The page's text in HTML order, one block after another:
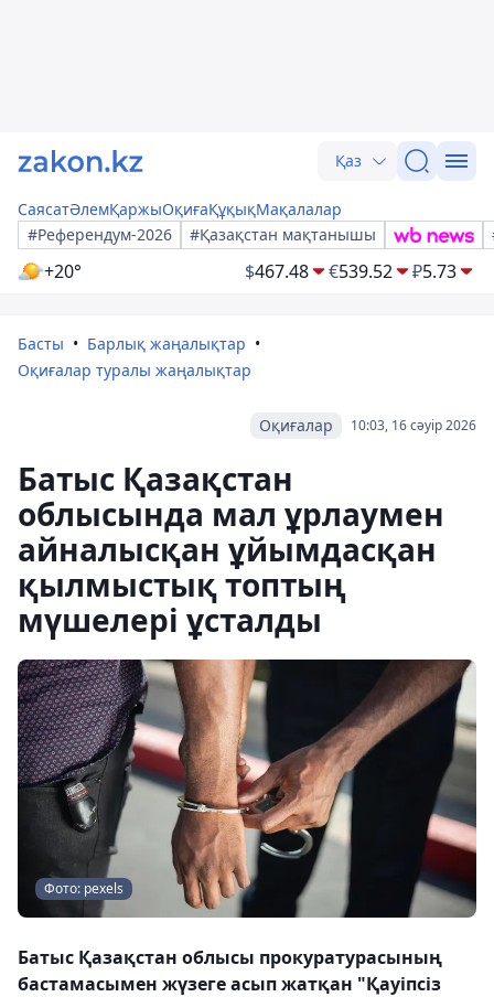
Қаз
СаясатӘлемҚаржыОқиғаҚұқықМақалалар
#Референдум-2026
#Қазақстан мақтанышы
+20° $467.48 €539.52 ₽5.73
Басты
Барлық жаңалықтар
Оқиғалар туралы жаңалықтар
10:03, 16 сәуір 2026
Оқиғалар
Батыс Қазақстан
облысында мал ұрлаумен
айналысқан ұйымдасқан
қылмыстық топтың
мүшелері ұсталды
Фото: pexels
Батыс Қазақстан облысы прокуратурасының
бастамасымен жүзеге асып жатқан "Қауіпсіз